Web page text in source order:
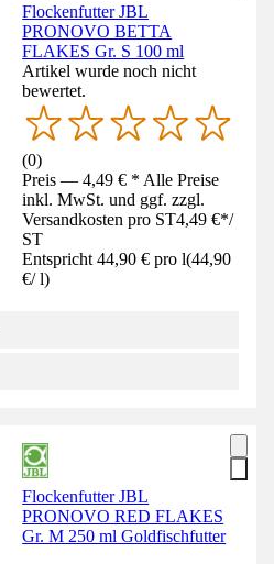
Flockenfutter JBL
PRONOVO BETTA
FLAKES Gr. S 100 ml
Artikel wurde noch nicht
bewertet.
(0)
Preis — 4,49 € * Alle Preise
inkl. MwSt. und ggf. zzgl.
Versandkosten pro ST4,49 €*/
ST
Entspricht 44,90 € pro l(44,90
€/ l)
Flockenfutter JBL
PRONOVO RED FLAKES
Gr. M 250 ml Goldfischfutter